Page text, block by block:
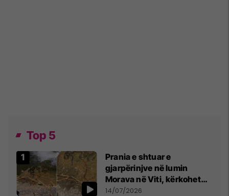
Top 5
Prania e shtuar e
gjarpërinjve në lumin
Morava në Viti, kërkohet
kujdes nga qytetarët
14/07/2026